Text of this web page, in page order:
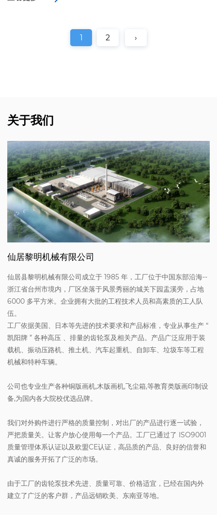
1 2 ›
关于我们
仙居黎明机械有限公司
仙居县黎明机械有限公司成立于 1985 年，工厂位于中国东部沿海--
浙江省台州市境内，厂区坐落于风景秀丽的城关下园盂溪旁，占地
6000 多平方米。企业拥有大批的工程技术人员和高素质的工人队
伍。
工厂依据美国、日本等先进的技术要求和产品标准，专业从事生产 “
凯阳牌 ” 各种高压 、排量的齿轮泵及相关产品。产品广泛应用于装
载机、振动压路机、推土机、汽车起重机、自卸车、垃圾车等工程
机械和特种车辆。
公司也专业生产各种铜版画机,木版画机,飞尘箱,等教育类版画印制设
备,为国内各大院校优选品牌。
我们对外购件进行严格的质量控制，对出厂的产品进行逐一试验，
严把质量关。让客户放心使用每一个产品。工厂已通过了 ISO9001
质量管理体系认证以及欧盟CE认证，高品质的产品、良好的信誉和
真诚的服务开拓了广泛的市场。
由于工厂的齿轮泵技术先进、质量可靠、价格适宜，已经在国内外
建立了广泛的客户群，产品远销欧美、东南亚等地。